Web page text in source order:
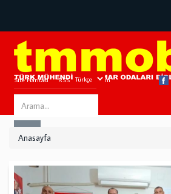
Site Haritası RSS Bize Ulaşın
Search
this
Anasayfa